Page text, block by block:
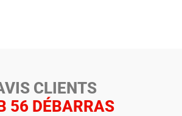
CLIENTS
56 DÉBARRAS